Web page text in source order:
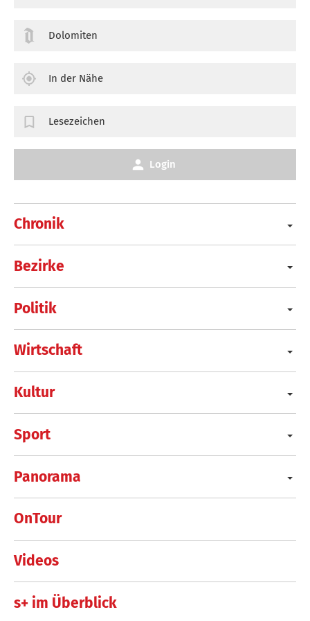
Chronik
Bezirke
Politik
Wirtschaft
Kultur
Sport
Panorama
OnTour
Videos
s+ im Überblick
Dolomiten
In der Nähe
Lesezeichen
Login